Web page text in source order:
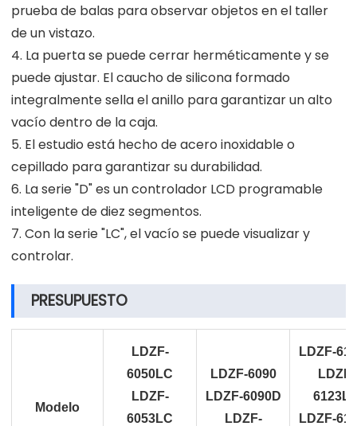
prueba de balas para observar objetos en el taller
de un vistazo.
4. La puerta se puede cerrar herméticamente y se
puede ajustar. El caucho de silicona formado
integralmente sella el anillo para garantizar un alto
vacío dentro de la caja.
5. El estudio está hecho de acero inoxidable o
cepillado para garantizar su durabilidad.
6. La serie "D" es un controlador LCD programable
inteligente de diez segmentos.
7. Con la serie "LC", el vacío se puede visualizar y
controlar.
PRESUPUESTO
Modelo
LDZF-
6050LC
LDZF-
6053LC
LDZF-6090
LDZF-6090D
LDZF-
LDZF-
LDZF-
LDZF-